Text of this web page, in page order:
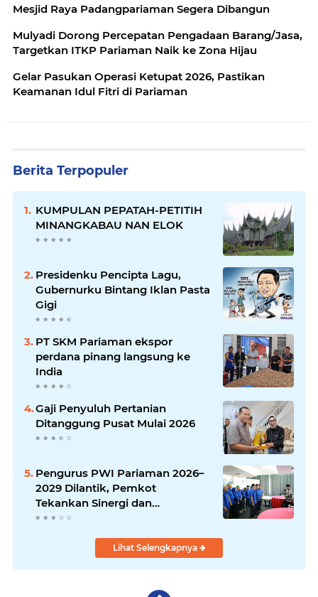
Mesjid Raya Padangpariaman Segera Dibangun
Mulyadi Dorong Percepatan Pengadaan Barang/Jasa,
Targetkan ITKP Pariaman Naik ke Zona Hijau
Gelar Pasukan Operasi Ketupat 2026, Pastikan
Keamanan Idul Fitri di Pariaman
Berita Terpopuler
KUMPULAN PEPATAH-PETITIH
MINANGKABAU NAN ELOK
Presidenku Pencipta Lagu,
Gubernurku Bintang Iklan Pasta
Gigi
PT SKM Pariaman ekspor
perdana pinang langsung ke
India
Gaji Penyuluh Pertanian
Ditanggung Pusat Mulai 2026
Pengurus PWI Pariaman 2026–
2029 Dilantik, Pemkot
Tekankan Sinergi dan
Profesionalisme Pers
Lihat Selengkapnya